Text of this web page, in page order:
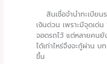
สินเชื่อจำนำทะเบียน
เงินด่วน เพราะมีจุดเด่น
จอดรถไว้ แต่หลายคน
ได้เท่าไหร่จึงจะกู้ผ่าน
ขึ้น